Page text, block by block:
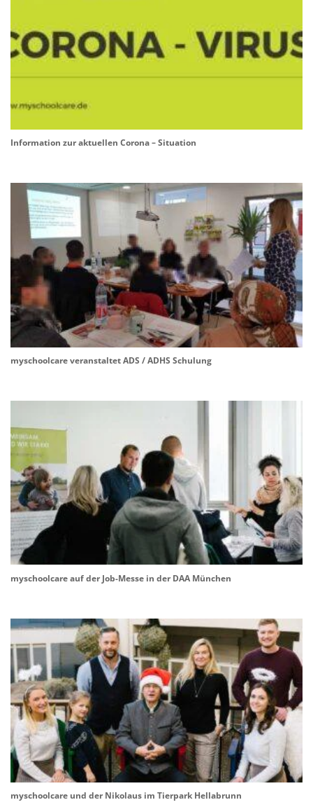
Information zur aktuellen Corona – Situation
myschoolcare veranstaltet ADS / ADHS Schulung
myschoolcare auf der Job-Messe in der DAA München
myschoolcare und der Nikolaus im Tierpark Hellabrunn